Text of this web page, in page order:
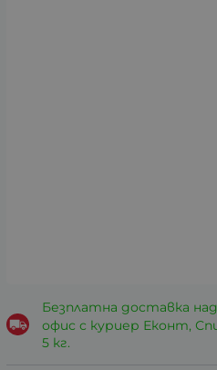
Безплатна доставка над
офис с куриер Еконт,
5 кг.